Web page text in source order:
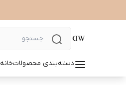
دسته‌بندی محصولاتخانه